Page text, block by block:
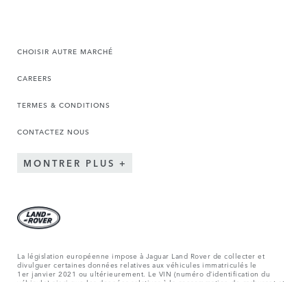
CHOISIR AUTRE MARCHÉ
CAREERS
TERMES & CONDITIONS
CONTACTEZ NOUS
MONTRER PLUS
La législation européenne impose à Jaguar Land Rover de collecter et
divulguer certaines données relatives aux véhicules immatriculés le
1er janvier 2021 ou ultérieurement. Le VIN (numéro d’identification du